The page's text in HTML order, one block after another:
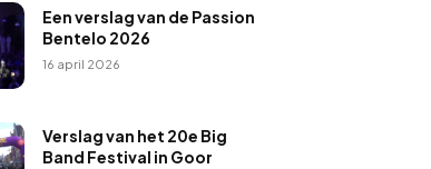
Een verslag van de Passion
Bentelo 2026
16 april 2026
Verslag van het 20e Big
Band Festival in Goor